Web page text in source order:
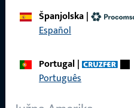
Španjolska|
Español
Portugal|
Português
Brzi